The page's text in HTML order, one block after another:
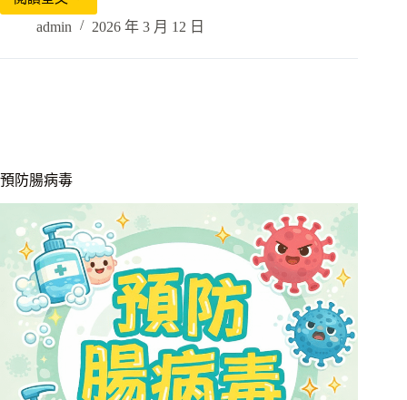
admin 2026 年 3 月 12 日
預防腸病毒